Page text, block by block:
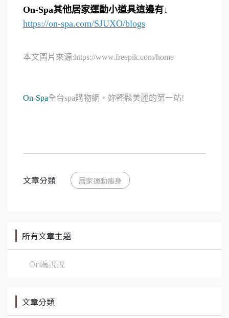
On-Spa其他居家運動小道具這邊有↓
https://on-spa.com/SJUXO/blogs
本文圖片來源:https://www.freepik.com/home
On-Spa全台spa購物網，妳輕鬆美麗的第一站!
文章分類 居家運動瘦身
所有文章主題
On編說說
文章分類